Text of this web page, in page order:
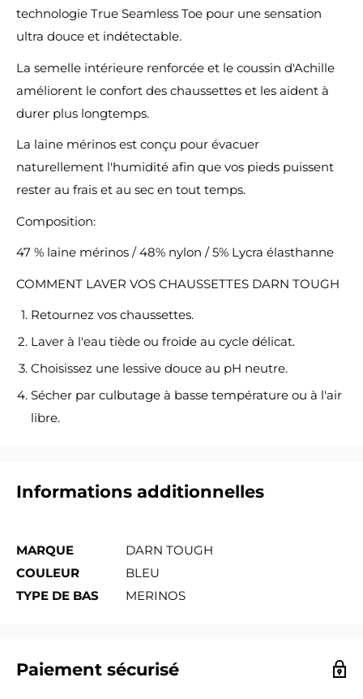
technologie True Seamless Toe pour une sensation
ultra douce et indétectable.
La semelle intérieure renforcée et le coussin d'Achille
améliorent le confort des chaussettes et les aident à
durer plus longtemps.
La laine mérinos est conçu pour évacuer
naturellement l'humidité afin que vos pieds puissent
rester au frais et au sec en tout temps.
Composition:
47 % laine mérinos / 48% nylon / 5% Lycra élasthanne
COMMENT LAVER VOS CHAUSSETTES DARN TOUGH
Retournez vos chaussettes.
Laver à l'eau tiède ou froide au cycle délicat.
Choisissez une lessive douce au pH neutre.
Sécher par culbutage à basse température ou à l'air
libre.
Informations additionnelles
MARQUE
DARN TOUGH
COULEUR
BLEU
TYPE DE BAS
MERINOS
Paiement sécurisé